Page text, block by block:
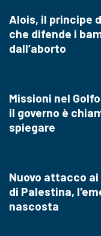
Alois, il principe
che difende i
dall’aborto
Missioni nel
il governo è
spiegare
Nuovo attacco
di Palestina,
nascosta